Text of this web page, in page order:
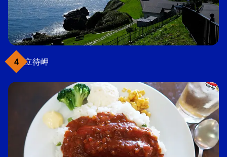
立待岬